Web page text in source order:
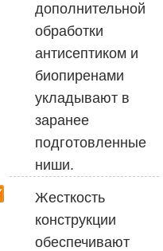
дополнительной
обработки
антисептиком и
биопиренами
укладывают в
заранее
подготовленные
ниши.
Жесткость
конструкции
обеспечивают